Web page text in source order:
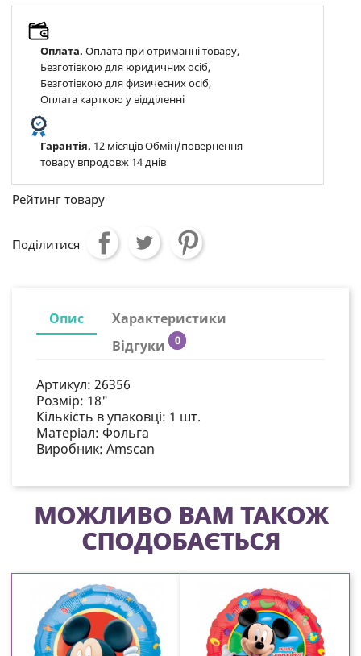
Оплата. Оплата при отриманні товару,
Безготівкою для юридичних осіб,
Безготівкою для физичесних осіб,
Оплата карткою у відділенні
Гарантія. 12 місяців Обмін/повернення
товару впродовж 14 днів
Рейтинг товару
Поділитися
Опис
Характеристики
Відгуки
0
Артикул: 26356
Розмір: 18"
Кількість в упаковці: 1 шт.
Матеріал: Фольга
Виробник: Amscan
МОЖЛИВО ВАМ ТАКОЖ
СПОДОБАЄТЬСЯ